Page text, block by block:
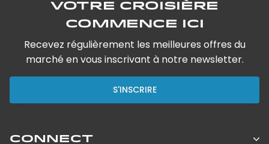
Votre croisière
commence ici
Recevez régulièrement les meilleures offres du
marché en vous inscrivant à notre newsletter.
S'INSCRIRE
CONNECT